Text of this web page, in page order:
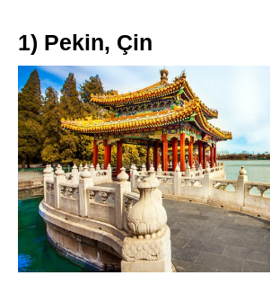
1) Pekin, Çin